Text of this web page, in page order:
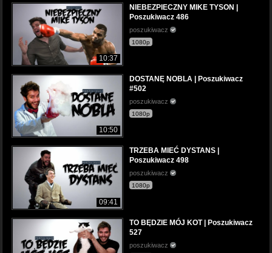
10:37
NIEBEZPIECZNY MIKE TYSON |
Poszukiwacz 486
poszukiwacz
1080p
10:50
DOSTANĘ NOBLA | Poszukiwacz
#502
poszukiwacz
1080p
09:41
TRZEBA MIEĆ DYSTANS |
Poszukiwacz 498
poszukiwacz
1080p
TO BĘDZIE MÓJ KOT | Poszukiwacz
527
poszukiwacz